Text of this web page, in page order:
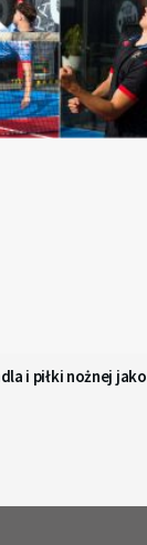
i piłki nożnej jako